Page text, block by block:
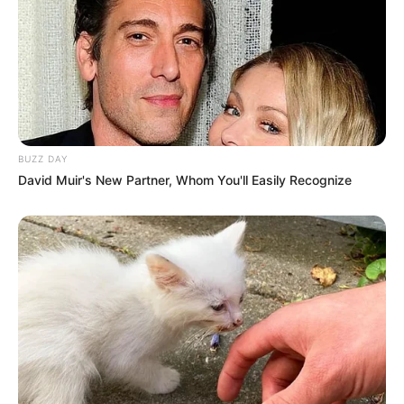
Instagram: @miyacech
TikTok:@miyacech
YouTube: –
Fakta Menarik
Lahir di Tokyo, Jepang tetapi sekarang dia tinggal di California,
Amerika Serikat.
Film favoritnya adalahAlways Be My Maybe (2019).
Suka makan makanan laut.
Memiliki dua saudara perempuan dan satu saudara laki-laki.
Ia adalah penggemar aktor Tom Cruise dan aktris Jennifer
Aniston.
Menyukai makanan Jepang.
BUZZ DAY
David Muir's New Partner, Whom You'll Easily Recognize